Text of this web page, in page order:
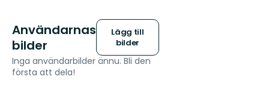
Användarnas
bilder
Lägg till
bilder
Inga användarbilder ännu. Bli den
första att dela!